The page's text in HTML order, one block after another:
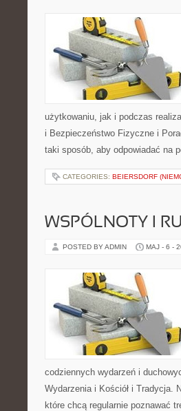
użytkowaniu, jak i podczas
i Bezpieczeństwo Fizyczne i
taki sposób, aby odpowiadać na
CATEGORIES: BEIERSDORF
WSPÓLNOTY I
POSTED BY ADMIN MAJ - 6 -
codziennych wydarzeń i
Wydarzenia i Kościół i Tradycja.
które chcą regularnie poznawać